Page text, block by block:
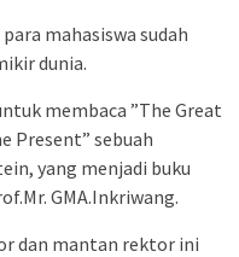
mahasiswa sudah
dunia.
membaca ”The Great
Present” sebuah
yang menjadi buku
GMA.Inkriwang.
dan mantan rektor ini